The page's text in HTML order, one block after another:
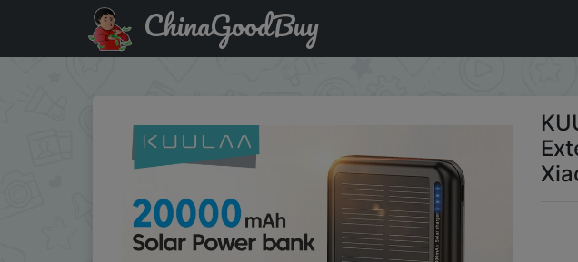
Промокод на знижку $3/$3 KUULAA 20000mAh Solar Power Bank Fast
ChinaGoodBuy